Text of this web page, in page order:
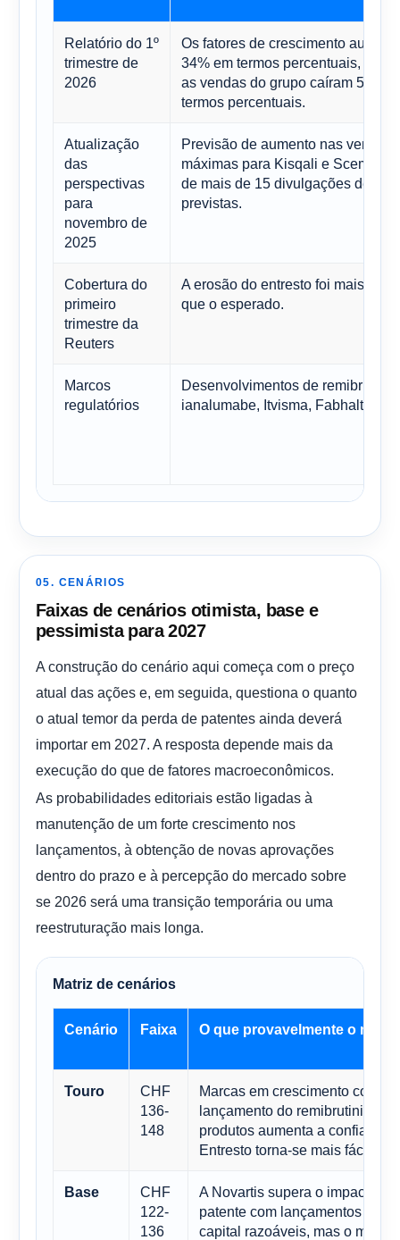
Relatório do 1º
trimestre de
2026
Os fatores de crescimento
34% em termos percentuais,
as vendas do grupo caíram 5% em
termos percentuais.
Atualização
das
perspectivas
para
novembro de
2025
Previsão de aumento nas vendas
máximas para Kisqali e Scemblix,
de mais de 15 divulgações de
previstas.
Cobertura do
primeiro
trimestre da
Reuters
A erosão do entresto foi mais
que o esperado.
Marcos
regulatórios
Desenvolvimentos de
ianalumabe, Itvisma, Fabhalta em
05. CENÁRIOS
Faixas de cenários otimista, base e
pessimista para 2027
A construção do cenário aqui começa com o preço
atual das ações e, em seguida, questiona o quanto
o atual temor da perda de patentes ainda deverá
importar em 2027. A resposta depende mais da
execução do que de fatores macroeconômicos.
As probabilidades editoriais estão ligadas à
manutenção de um forte crescimento nos
lançamentos, à obtenção de novas aprovações
dentro do prazo e à percepção do mercado sobre
se 2026 será uma transição temporária ou uma
reestruturação mais longa.
Matriz de cenários
Cenário Faixa O que provavelmente o
Touro
CHF
136-
148
Marcas em crescimento
lançamento do remibrutinibe e
produtos aumenta a confiança,
Entresto torna-se mais fácil de
Base
CHF
122-
136
A Novartis supera o impacto
patente com lançamentos
capital razoáveis, mas o